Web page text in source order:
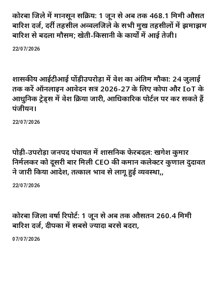
कोरबा जिले में मानसून सक्रिय: 1 जून से अब तक 468.1 मिमी औसत
बारिश दर्ज, दर्री तहसील अव्वलजिले के सभी प्रमुख तहसीलों में झमाझम
बारिश से बदला मौसम; खेती-किसानी के कार्यों में आई तेजी।
22/07/2026
शासकीय आईटीआई पोंड़ीउपरोड़ा में प्रवेश का अंतिम मौका: 24 जुलाई
तक करें ऑनलाइन आवेदन सत्र 2026-27 के लिए कोपा और IoT के
आधुनिक ट्रेड्स में प्रवेश प्रक्रिया जारी, आधिकारिक पोर्टल पर कर सकते हैं
पंजीयन।
22/07/2026
पोड़ी-उपरोड़ा जनपद पंचायत में प्रशासनिक फेरबदल: खगेश कुमार
निर्मलकर को दूसरी बार मिली CEO की कमान ​कलेक्टर कुणाल दुदावत
ने जारी किया आदेश, तत्काल प्रभाव से लागू हुई व्यवस्था,,
22/07/2026
कोरबा जिला वर्षा रिपोर्ट: 1 जून से अब तक औसतन 260.4 मिमी
बारिश दर्ज, दीपका में सबसे ज्यादा बरसे बदरा,
07/07/2026